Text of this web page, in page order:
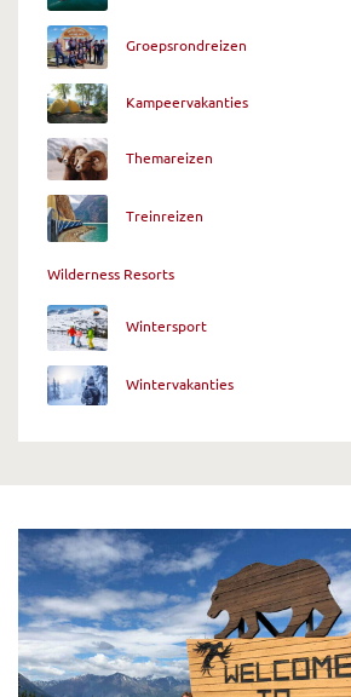
Groepsrondreizen
Kampeervakanties
Themareizen
Treinreizen
Wilderness Resorts
Wintersport
Wintervakanties